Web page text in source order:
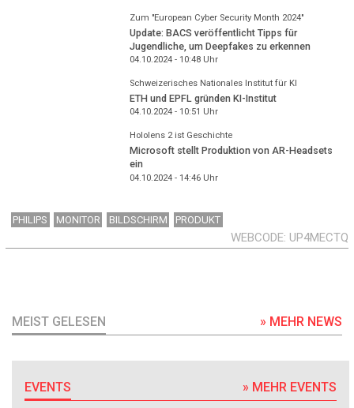
Zum "European Cyber Security Month 2024"
Update: BACS veröffentlicht Tipps für
Jugendliche, um Deepfakes zu erkennen
04.10.2024 - 10:48Uhr
Schweizerisches Nationales Institut für KI
ETH und EPFL gründen KI-Institut
04.10.2024 - 10:51 Uhr
Hololens 2 ist Geschichte
Microsoft stellt Produktion von AR-Headsets
ein
04.10.2024 - 14:46Uhr
PHILIPS MONITOR BILDSCHIRM PRODUKT
WEBCODE UP4MECTQ
MEIST GELESEN » MEHR NEWS
EVENTS » MEHR EVENTS